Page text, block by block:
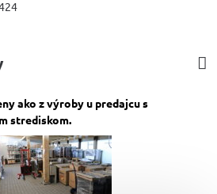
ako z výroby u predajcu s
strediskom.